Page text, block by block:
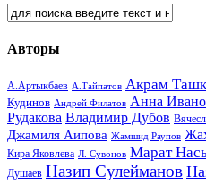
Авторы
А.Артыкбаев А.Тайпатов Акрам
Кудинов Андрей Филатов Анна
Рудакова Владимир Дубов
Джамиля Аипова Жамшид Раупов
Кира Яковлева Л. Сувонов Марат
Душаев Назип Сулейманов